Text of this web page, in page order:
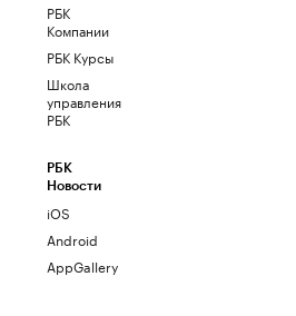
РБК
Компании
РБК Курсы
Школа
управления
РБК
РБК
Новости
iOS
Android
AppGallery